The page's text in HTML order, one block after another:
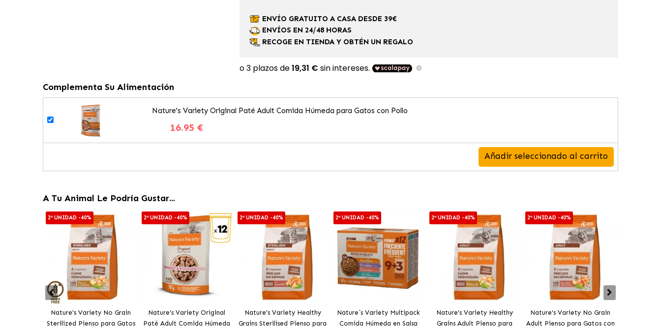
ENVÍO GRATUITO A CASA DESDE 39€
ENVÍOS EN 24/48 HORAS
RECOGE EN TIENDA Y OBTÉN UN REGALO
Complementa Su Alimentación
Nature's Variety Original Paté Adult Comida Húmeda para Gatos con Pollo
16.95 €
Añadir seleccionado al carrito
A Tu Animal Le Podría Gustar...
2ª UNIDAD -40%
Nature's Variety No Grain
Sterilized Pienso para Gatos
2ª UNIDAD -40%
Nature's Variety Original
Paté Adult Comida Húmeda
2ª UNIDAD -40%
Nature's Variety Healthy
Grains Sterilised Pienso para
2ª UNIDAD -40%
Nature´s Variety Multipack
Comida Húmeda en Salsa
2ª UNIDAD -40%
Nature's Variety Healthy
Grains Adult Pienso para
2ª UNIDAD -40%
Nature's Variety No Grain
Adult Pienso para Gatos con